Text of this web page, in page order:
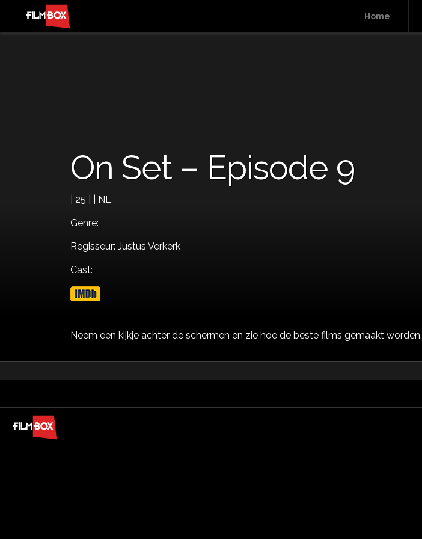
Home
On Set – Episode 9
| 25 | | NL
Genre:
Regisseur: Justus Verkerk
Cast:
Neem een kijkje achter de schermen en zie hoe de beste films gemaakt worden.